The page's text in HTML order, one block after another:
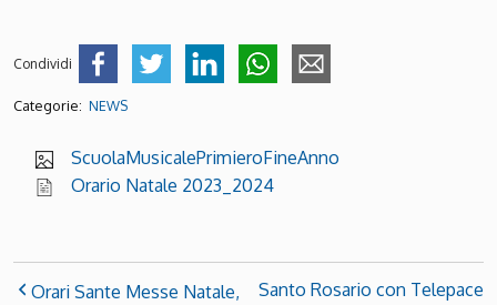
Condividi
Categorie: NEWS
ScuolaMusicalePrimieroFineAnno
Orario Natale 2023_2024
Orari Sante Messe Natale,
Santo Rosario con Telepace